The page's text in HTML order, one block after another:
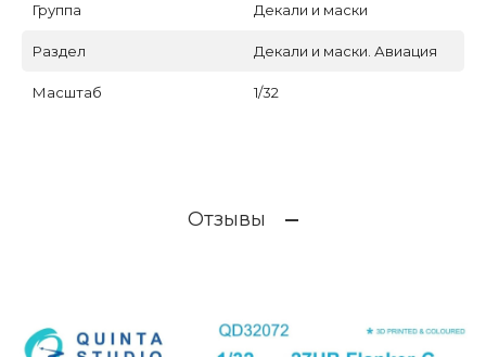
Группа Декали и маски
Раздел Декали и маски. Авиация
Масштаб 1/32
Отзывы